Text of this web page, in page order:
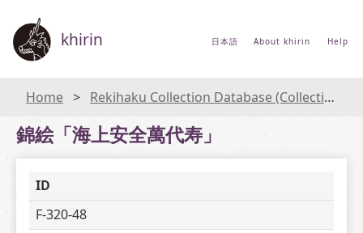
khirin 日本語 About khirin Help
Home Rekihaku Collection Database (Collections Database of the National Museum of Japanese History)
錦絵「海上安全萬代寿」
ID
F-320-48